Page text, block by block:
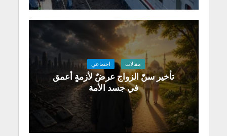
مقالات اجتماعي
تأخير سنّ الزواج عرضٌ لأزمةٍ أعمق
في جسد الأمة